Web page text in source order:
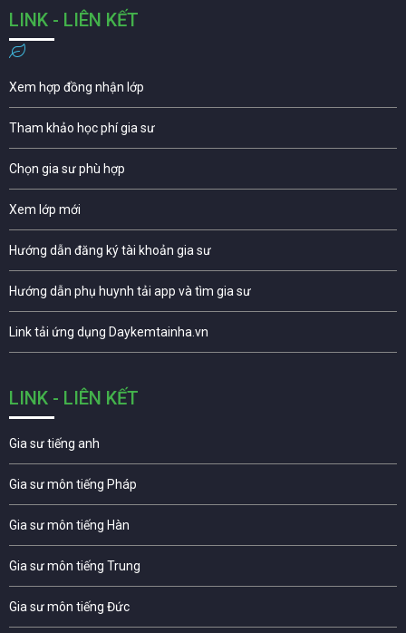
LINK - LIÊN KẾT
Xem hợp đồng nhận lớp
Tham khảo học phí gia sư
Chọn gia sư phù hợp
Xem lớp mới
Hướng dẫn đăng ký tài khoản gia sư
Hướng dẫn phụ huynh tải app và tìm gia sư
Link tải ứng dụng Daykemtainha.vn
LINK - LIÊN KẾT
Gia sư tiếng anh
Gia sư môn tiếng Pháp
Gia sư môn tiếng Hàn
Gia sư môn tiếng Trung
Gia sư môn tiếng Đức